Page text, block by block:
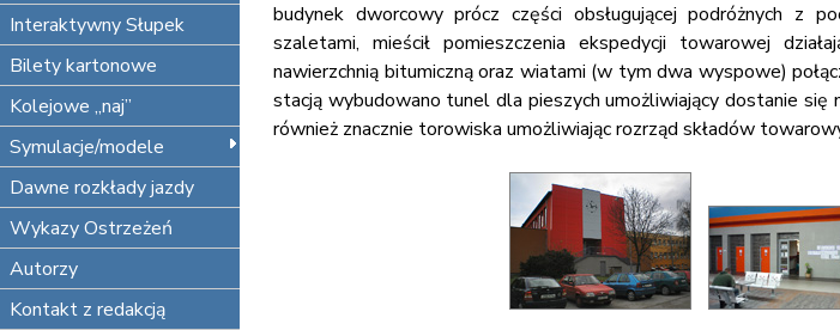
Interaktywny Słupek
Bilety kartonowe
Kolejowe „naj”
Symulacje/modele
Dawne rozkłady jazdy
Wykazy Ostrzeżeń
Autorzy
Kontakt z redakcją
budynek dworcowy prócz części obsługującej podróżnych z
szaletami, mieścił pomieszczenia ekspedycji towarowej
nawierzchnią bitumiczną oraz wiatami (w tym dwa wyspowe)
stacją wybudowano tunel dla pieszych umożliwiający dostanie
również znacznie torowiska umożliwiając rozrząd składów